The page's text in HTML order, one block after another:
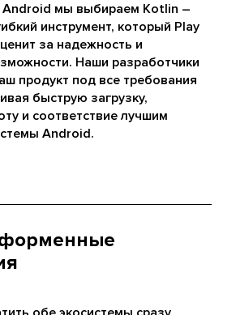
мы выбираем Kotlin –
инструмент, который Play
за надежность и
Наши разработчики
продукт под все требования
быструю загрузку,
и соответствие лучшим
Android.